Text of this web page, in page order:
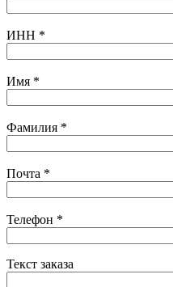
ИНН *
Имя *
Фамилия *
Почта *
Телефон *
Текст заказа